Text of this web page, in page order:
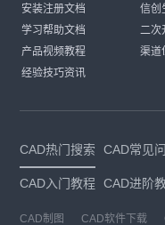
安装注册文档
学习帮助文档
产品视频教程
经验技巧资讯
信创
二次
渠道
CAD热门搜索 CAD常见
CAD入门教程 CAD进阶
CAD制图 CAD软件下载